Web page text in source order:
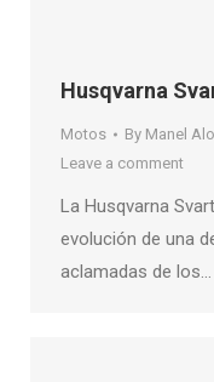
Husqvarna
Motos By Manel
Leave a comment
La Husqvarna
evolución de una
aclamadas de los…